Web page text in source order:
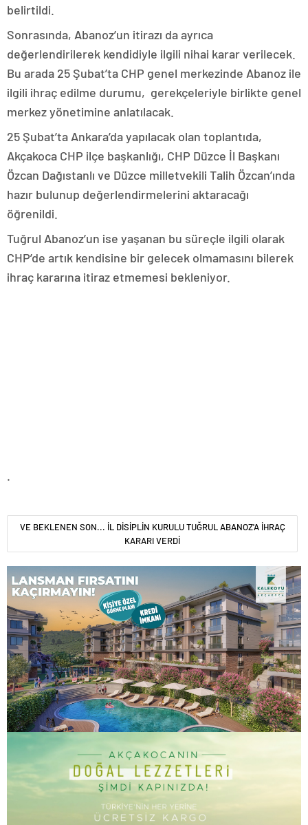
belirtildi.
Sonrasında, Abanoz’un itirazı da ayrıca
değerlendirilerek kendidiyle ilgili nihai karar verilecek.
Bu arada 25 Şubat’ta CHP genel merkezinde Abanoz ile
ilgili ihraç edilme durumu, gerekçeleriyle birlikte genel
merkez yönetimine anlatılacak.
25 Şubat’ta Ankara’da yapılacak olan toplantıda,
Akçakoca CHP ilçe başkanlığı, CHP Düzce İl Başkanı
Özcan Dağıstanlı ve Düzce milletvekili Talih Özcan’ında
hazır bulunup değerlendirmelerini aktaracağı
öğrenildi.
Tuğrul Abanoz’un ise yaşanan bu süreçle ilgili olarak
CHP’de artık kendisine bir gelecek olmamasını bilerek
ihraç kararına itiraz etmemesi bekleniyor.
VE BEKLENEN SON... İL DİSİPLİN KURULU TUĞRUL ABANOZ'A İHRAÇ
KARARI VERDİ